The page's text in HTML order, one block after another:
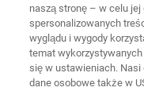
Strona
główna
naszą stronę – w celu
spersonalizowanych
wyglądu i wygody
temat
się w ustawieniach. Nasi
dane osobowe także w